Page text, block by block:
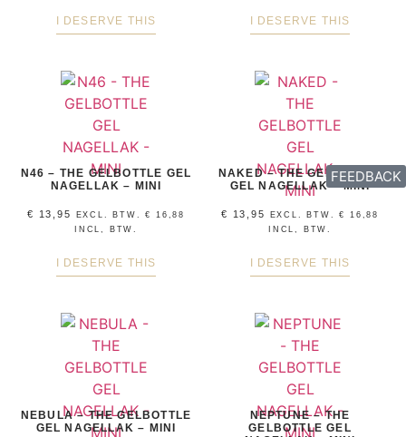
I DESERVE THIS I DESERVE THIS
N46 – THE GELBOTTLE GEL
NAGELLAK – MINI
€ 13,95 EXCL. BTW.€
16,88
INCL, BTW.
I DESERVE THIS
NAKED – THE GELBOTTLE
GEL NAGELLAK – MINI
€ 13,95 EXCL. BTW.€
16,88
INCL, BTW.
I DESERVE THIS
NEBULA – THE GELBOTTLE
GEL NAGELLAK – MINI
NEPTUNE – THE
GELBOTTLE GEL
FEEDBACK